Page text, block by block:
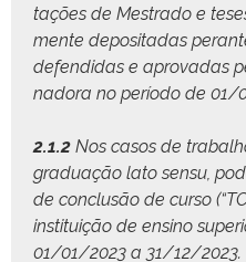
tações de Mestra­do e
mente deposi­tadas
defen­di­das e aprovadas
nado­ra no perío­do de 01/
2.1.2 Nos casos de
grad­u­ação lato sen­su,
de con­clusão de cur­so
insti­tu­ição de ensi­no
01/01/2023 a 31/12/2023.